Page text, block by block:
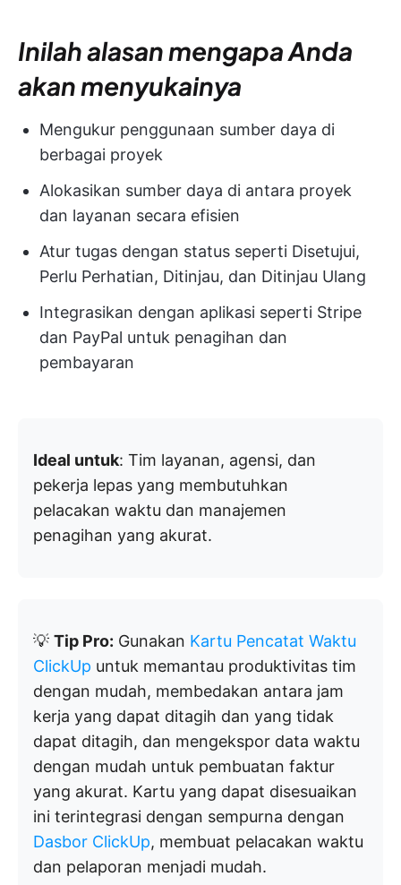
Inilah alasan mengapa Anda
akan menyukainya
Mengukur penggunaan sumber daya di
berbagai proyek
Alokasikan sumber daya di antara proyek
dan layanan secara efisien
Atur tugas dengan status seperti Disetujui,
Perlu Perhatian, Ditinjau, dan Ditinjau Ulang
Integrasikan dengan aplikasi seperti Stripe
dan PayPal untuk penagihan dan
pembayaran
Ideal untuk: Tim layanan, agensi, dan
pekerja lepas yang membutuhkan
pelacakan waktu dan manajemen
penagihan yang akurat.
💡 Tip Pro: Gunakan Kartu Pencatat Waktu
ClickUp untuk memantau produktivitas tim
dengan mudah, membedakan antara jam
kerja yang dapat ditagih dan yang tidak
dapat ditagih, dan mengekspor data waktu
dengan mudah untuk pembuatan faktur
yang akurat. Kartu yang dapat disesuaikan
ini terintegrasi dengan sempurna dengan
Dasbor ClickUp, membuat pelacakan waktu
dan pelaporan menjadi mudah.